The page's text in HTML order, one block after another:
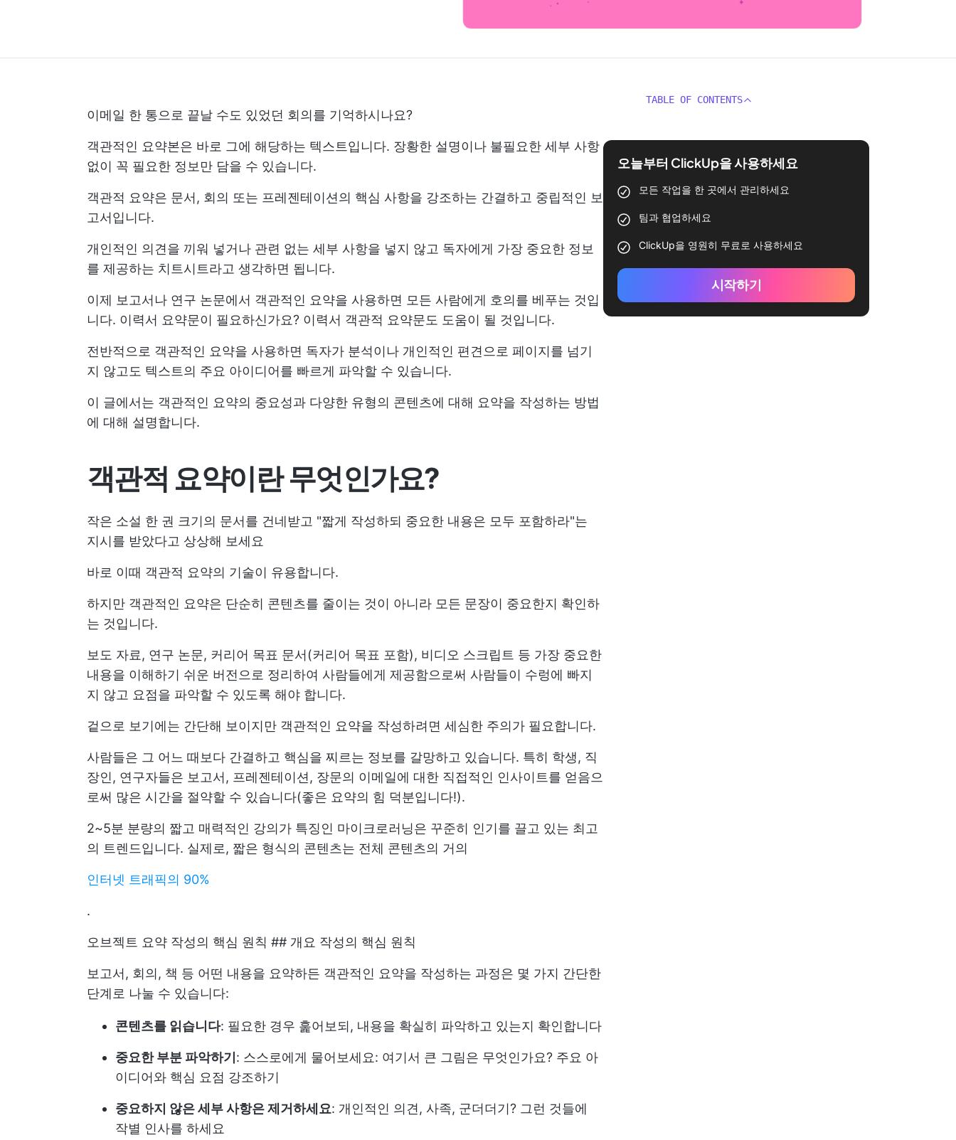
이메일 한 통으로 끝날 수도 있었던 회의를 기억하시나요?
객관적인 요약본은 바로 그에 해당하는 텍스트입니다. 장황한 설명이나 불필요한 세부 사항
없이 꼭 필요한 정보만 담을 수 있습니다.
객관적 요약은 문서, 회의 또는 프레젠테이션의 핵심 사항을 강조하는 간결하고 중립적인 보
고서입니다.
개인적인 의견을 끼워 넣거나 관련 없는 세부 사항을 넣지 않고 독자에게 가장 중요한 정보
를 제공하는 치트시트라고 생각하면 됩니다.
이제 보고서나 연구 논문에서 객관적인 요약을 사용하면 모든 사람에게 호의를 베푸는 것입
니다. 이력서 요약문이 필요하신가요? 이력서 객관적 요약문도 도움이 될 것입니다.
전반적으로 객관적인 요약을 사용하면 독자가 분석이나 개인적인 편견으로 페이지를 넘기
지 않고도 텍스트의 주요 아이디어를 빠르게 파악할 수 있습니다.
이 글에서는 객관적인 요약의 중요성과 다양한 유형의 콘텐츠에 대해 요약을 작성하는 방법
에 대해 설명합니다.
객관적 요약이란 무엇인가요?
작은 소설 한 권 크기의 문서를 건네받고 "짧게 작성하되 중요한 내용은 모두 포함하라"는
지시를 받았다고 상상해 보세요
바로 이때 객관적 요약의 기술이 유용합니다.
하지만 객관적인 요약은 단순히 콘텐츠를 줄이는 것이 아니라 모든 문장이 중요한지 확인하
는 것입니다.
보도 자료, 연구 논문, 커리어 목표 문서(커리어 목표 포함), 비디오 스크립트 등 가장 중요한
내용을 이해하기 쉬운 버전으로 정리하여 사람들에게 제공함으로써 사람들이 수렁에 빠지
지 않고 요점을 파악할 수 있도록 해야 합니다.
겉으로 보기에는 간단해 보이지만 객관적인 요약을 작성하려면 세심한 주의가 필요합니다.
사람들은 그 어느 때보다 간결하고 핵심을 찌르는 정보를 갈망하고 있습니다. 특히 학생, 직
장인, 연구자들은 보고서, 프레젠테이션, 장문의 이메일에 대한 직접적인 인사이트를 얻음으
로써 많은 시간을 절약할 수 있습니다(좋은 요약의 힘 덕분입니다!).
2~5분 분량의 짧고 매력적인 강의가 특징인 마이크로러닝은 꾸준히 인기를 끌고 있는 최고
의 트렌드입니다. 실제로, 짧은 형식의 콘텐츠는 전체 콘텐츠의 거의
인터넷 트래픽의 90%
.
오브젝트 요약 작성의 핵심 원칙 ## 개요 작성의 핵심 원칙
보고서, 회의, 책 등 어떤 내용을 요약하든 객관적인 요약을 작성하는 과정은 몇 가지 간단한
단계로 나눌 수 있습니다:
콘텐츠를 읽습니다: 필요한 경우 훑어보되, 내용을 확실히 파악하고 있는지 확인합니다
중요한 부분 파악하기 : 스스로에게 물어보세요: 여기서 큰 그림은 무엇인가요? 주요 아
이디어와 핵심 요점 강조하기
중요하지 않은 세부 사항은 제거하세요: 개인적인 의견, 사족, 군더더기? 그런 것들에
작별 인사를 하세요
TABLE OF CONTENTS
오늘부터 ClickUp을 사용하세요
모든 작업을 한 곳에서 관리하세요
팀과 협업하세요
ClickUp을 영원히 무료로 사용하세요
시작하기